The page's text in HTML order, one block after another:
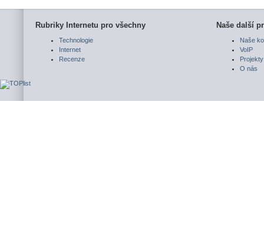
Rubriky Internetu pro všechny
Technologie
Internet
Recenze
Naše další
Naše
VoIP
Projekty
O nás